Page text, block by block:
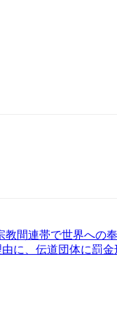
教間連帯で世界への
に、伝道団体に罰金